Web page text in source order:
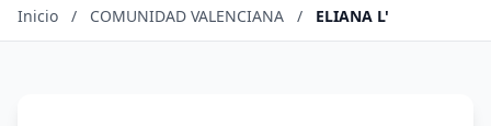
Inicio / COMUNIDAD VALENCIANA / ELIANA L'